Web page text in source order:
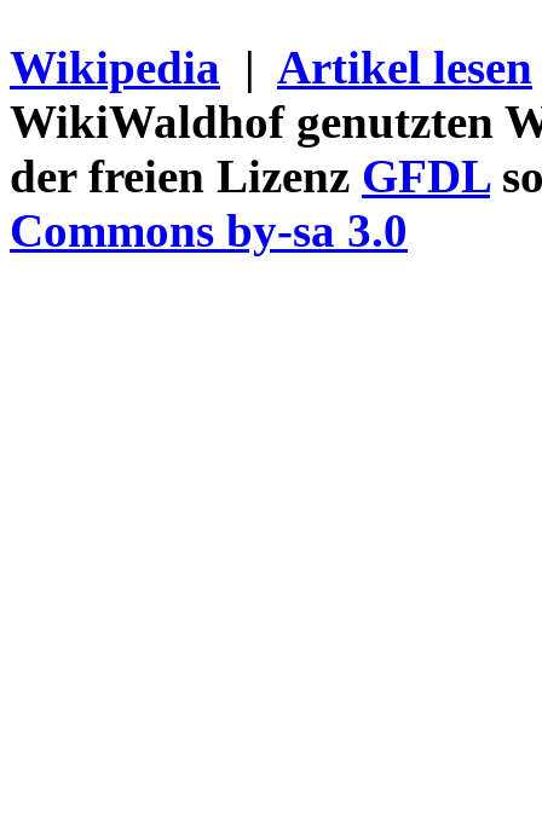
Wikipedia | Artikel lesen
WikiWaldhof genutzten
der freien Lizenz GFDL
Commons by-sa 3.0